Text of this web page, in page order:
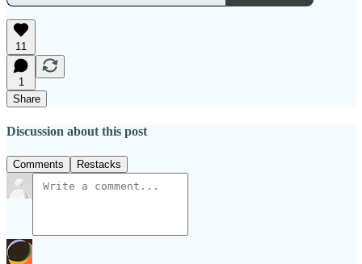
11
1
Share
Discussion about this post
Comments Restacks